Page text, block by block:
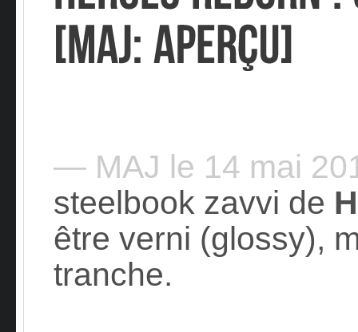
— MAJ le 14 mai
steelbook zavvi de
être verni (glossy),
tranche.